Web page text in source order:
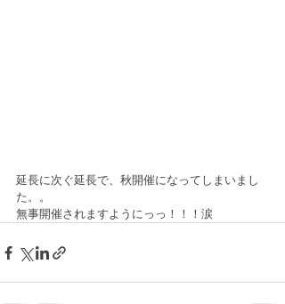
延長に次ぐ延長で、秋開催になってしまいまし
た。。
無事開催されますようにっっ！！！涙